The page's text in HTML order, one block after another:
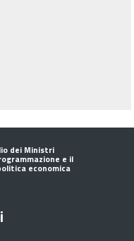
dei Ministri
e il
economica